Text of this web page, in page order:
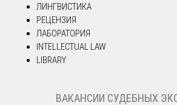
ЛИНГВИСТИКА
РЕЦЕНЗИЯ
ЛАБОРАТОРИЯ
INTELLECTUAL LAW
LIBRARY
ВАКАНСИИ СУДЕБНЫХ